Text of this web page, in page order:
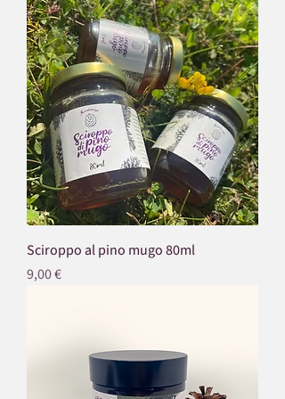
Sciroppo al pino mugo 80ml
Prezzo
9,00 €